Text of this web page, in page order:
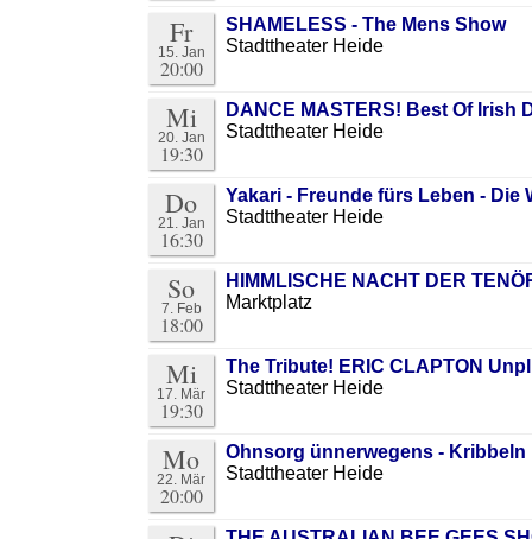
Fr
15. Jan
20:00
SHAMELESS - The Mens Show
Stadttheater Heide
Mi
20. Jan
19:30
DANCE MASTERS! Best Of Irish
Stadttheater Heide
Do
21. Jan
16:30
Yakari - Freunde fürs Leben -
Stadttheater Heide
So
7. Feb
18:00
HIMMLISCHE NACHT DER
Marktplatz
Mi
17. Mär
19:30
The Tribute! ERIC CLAPTON
Stadttheater Heide
Mo
22. Mär
20:00
Ohnsorg ünnerwegens -
Stadttheater Heide